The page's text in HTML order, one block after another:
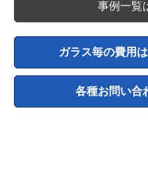
事例一覧
ガラス毎の費用
各種お問い合